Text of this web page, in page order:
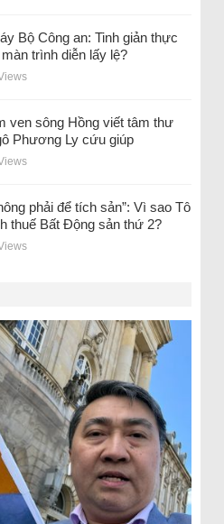
Bộ Công an: Tinh giản thực
trình diễn lấy lệ?
ven sông Hồng viết tâm thư
Phương Ly cứu giúp
phải để tích sản”: Vì sao Tô
thuế Bất Động sản thứ 2?